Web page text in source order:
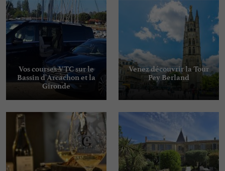
Vos courses VTC sur le
Bassin d'Arcachon et la
Gironde
Venez découvrir la Tour
Pey Berland